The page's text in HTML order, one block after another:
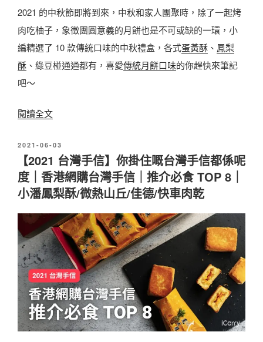
才
就
是
你
！
蛋
黃
酥
梨
酥
、
創
意
、
養
生
禮
盒
1
0
款
2021 的中秋節即將到來，中秋和家人團聚時，除了一起烤
肉吃柚子，象徵團圓意義的月餅也是不可或缺的一環，小
編精選了 10 款傳統口味的中秋禮盒，各式蛋黃酥 、 鳳梨
酥 、綠豆椪通通都有，喜愛傳統月餅口味的你趕快來筆記
吧～
閱讀全文〈
0
1
中
秋
禮
盒
推
薦
｜
經
發
佈
於
2021-06-03
【2021 台灣手信】你掛住嘅台灣手信都係呢
度｜香港網購台灣手信｜推介必食 TOP 8｜
小潘鳳梨酥/微熱山丘/佳德/快車肉乾